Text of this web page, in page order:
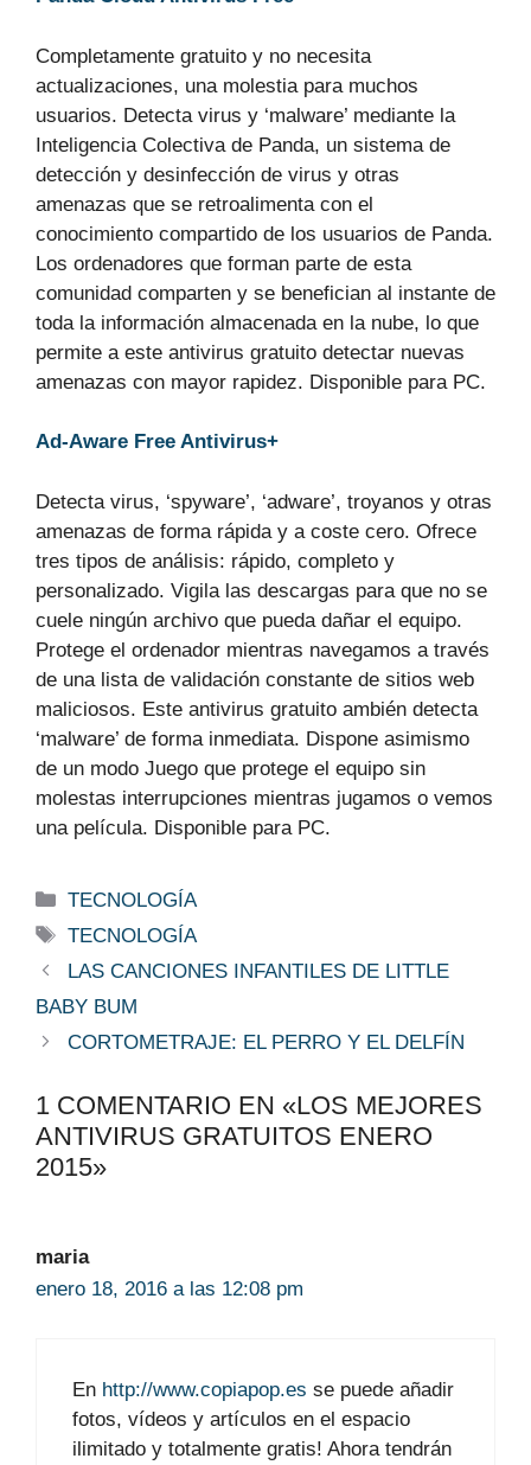
Completamente gratuito y no necesita
actualizaciones, una molestia para muchos
usuarios. Detecta virus y ‘malware’ mediante la
Inteligencia Colectiva de Panda, un sistema de
detección y desinfección de virus y otras
amenazas que se retroalimenta con el
conocimiento compartido de los usuarios de Panda.
Los ordenadores que forman parte de esta
comunidad comparten y se benefician al instante de
toda la información almacenada en la nube, lo que
permite a este antivirus gratuito detectar nuevas
amenazas con mayor rapidez. Disponible para PC.
Ad-Aware Free Antivirus+
Detecta virus, ‘spyware’, ‘adware’, troyanos y otras
amenazas de forma rápida y a coste cero. Ofrece
tres tipos de análisis: rápido, completo y
personalizado. Vigila las descargas para que no se
cuele ningún archivo que pueda dañar el equipo.
Protege el ordenador mientras navegamos a través
de una lista de validación constante de sitios web
maliciosos. Este antivirus gratuito ambién detecta
‘malware’ de forma inmediata. Dispone asimismo
de un modo Juego que protege el equipo sin
molestas interrupciones mientras jugamos o vemos
una película. Disponible para PC.
Categorías
TECNOLOGÍA
Etiquetas
TECNOLOGÍA
LAS CANCIONES INFANTILES DE LITTLE
BABY BUM
CORTOMETRAJE: EL PERRO Y EL DELFÍN
1 COMENTARIO EN «LOS MEJORES
ANTIVIRUS GRATUITOS ENERO
2015»
maria
enero 18, 2016 a las 12:08 pm
En http://www.copiapop.es se puede añadir
fotos, vídeos y artículos en el espacio
ilimitado y totalmente gratis! Ahora tendrán